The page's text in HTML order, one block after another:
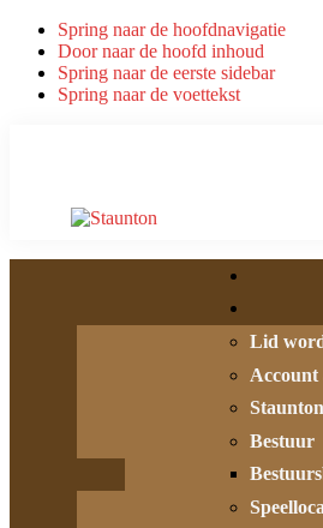
Spring naar de hoofdnavigatie
Door naar de hoofd inhoud
Spring naar de eerste sidebar
Spring naar de voettekst
Lid
Account
Bestuur